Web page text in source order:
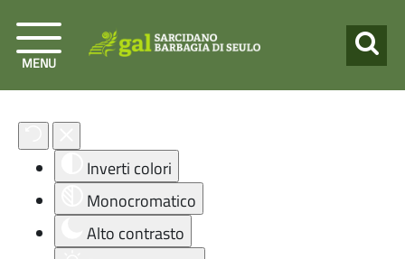
Inverti colori
Monocromatico
Alto contrasto
MENU